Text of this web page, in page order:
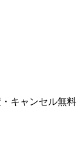
キャンセル無料